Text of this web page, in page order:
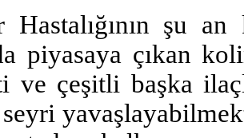
Hastalığının şu
piyasaya çıkan
ve çeşitli başka
seyri